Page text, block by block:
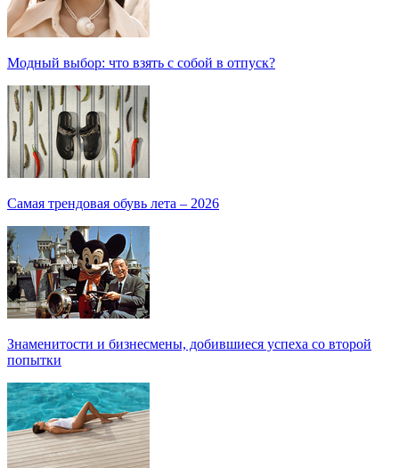
Модный выбор: что взять с собой в отпуск?
Самая трендовая обувь лета – 2026
Знаменитости и бизнесмены, добившиеся успеха со второй
попытки